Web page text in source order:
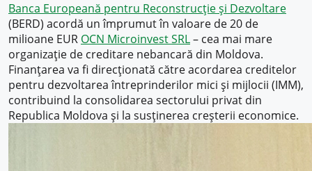
Banca Europeană pentru Reconstrucție și Dezvoltare
(BERD) acordă un împrumut în valoare de 20 de
milioane EUR OCN Microinvest SRL– cea mai mare
organizație de creditare nebancară din Moldova.
Finanțarea va fi direcționată către acordarea creditelor
pentru dezvoltarea întreprinderilor mici și mijlocii (IMM),
contribuind la consolidarea sectorului privat din
Republica Moldova și la susținerea creșterii economice.